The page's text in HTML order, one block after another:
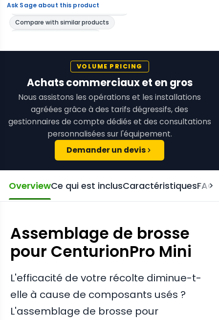
Ask Sage about this product
VOLUME PRICING
Achats commerciaux et en gros
Nous assistons les opérations et les installations
agréées grâce à des tarifs dégressifs, des
gestionnaires de compte dédiés et des consultations
personnalisées sur l'équipement.
Demander un devis
OverviewCe qui est inclusCaractéristiques
Assemblage de brosse
pour CenturionPro Mini
L'efficacité de votre récolte diminue-t-
elle à cause de composants usés ?
L'assemblage de brosse pour